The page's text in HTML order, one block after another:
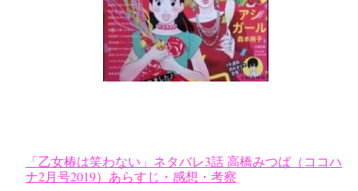
「乙女椿は笑わない」ネタバレ3話 高橋みつば（ココハ
ナ2月号2019）あらすじ・感想・考察